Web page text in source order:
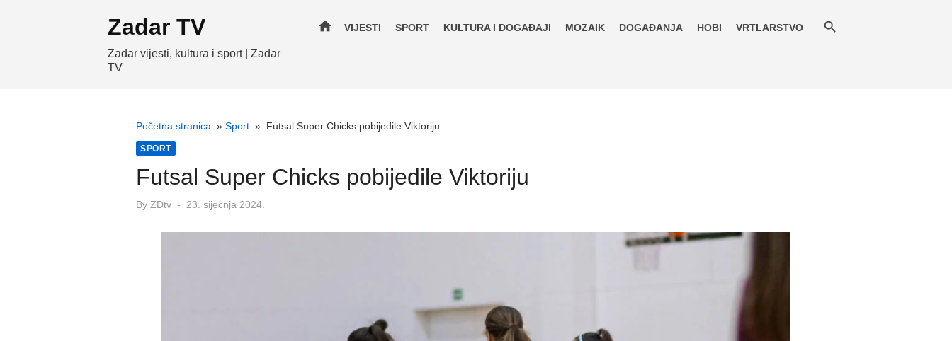
Zadar TV
Zadar vijesti, kultura i sport | Zadar
TV
home VIJESTI SPORT KULTURA I DOGAĐAJI MOZAIK DOGAĐANJA HOBI VRTLARSTVO
Početna stranica » Sport » Futsal Super Chicks pobijedile Viktoriju
SPORT
Futsal Super Chicks pobijedile Viktoriju
By ZDtv
Posted
23. siječnja 2024.